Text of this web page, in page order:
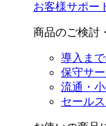
お客様サポー
商品のご検討
導入ま
保守サ
流通・
セール